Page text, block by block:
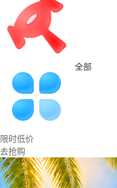
全部
限时低价
去抢购